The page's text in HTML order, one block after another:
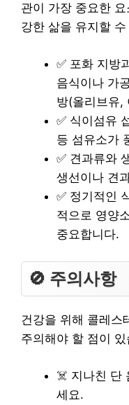
관이 가장 중요한
강한 삶을 유지할
✅ 포화 지방
음식이나 가
방(올리브유,
✅ 식이섬유
등 섬유소가
✅ 견과류와
생선이나 견
✅ 정기적인
적으로 영양
중요합니다.
🚫 주의사항
건강을 위해 콜레스
주의해야 할 점이 있
☠️ 지나친 단
세요.